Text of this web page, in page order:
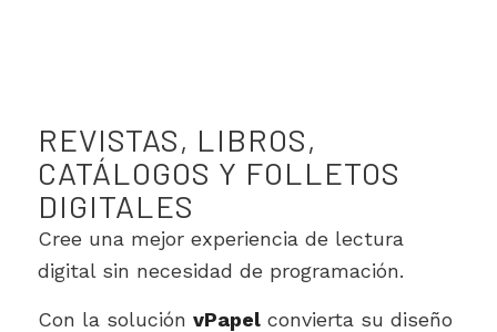
REVISTAS, LIBROS,
CATÁLOGOS Y FOLLETOS
DIGITALES
Cree una mejor experiencia de lectura
digital sin necesidad de programación.
Con la solución vPapelconvierta su diseño